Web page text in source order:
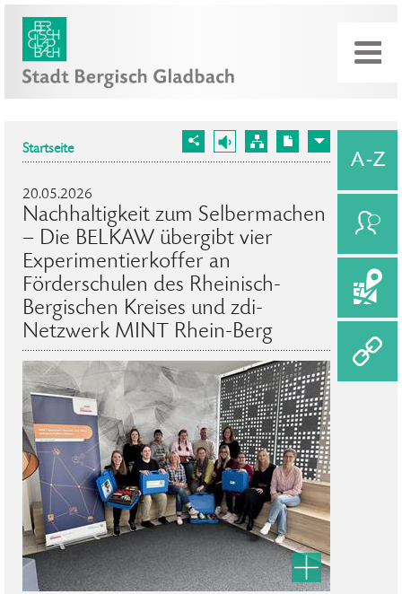
Startseite
20.05.2026
Nachhaltigkeit zum Selbermachen
– Die BELKAW übergibt vier
Experimentierkoffer an
Förderschulen des Rheinisch-
Bergischen Kreises und zdi-
Netzwerk MINT Rhein-Berg